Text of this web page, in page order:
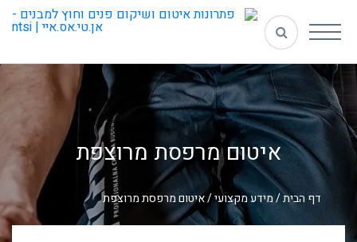
איטום מרפסת מרוצפת
דף הבית/מידע מקצועי/איטום מרפסת מרוצפת